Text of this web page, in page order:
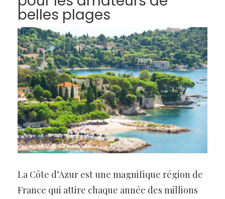
belles plages
La Côte d’Azur est une magnifique région de
France qui attire chaque année des millions